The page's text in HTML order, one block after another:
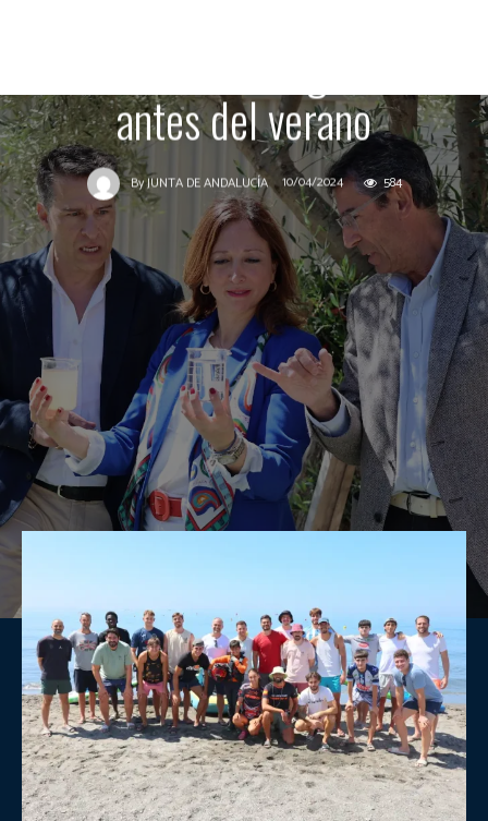
antes del verano
ByJUNTA DE ANDALUCÍA 10/04/2024 584